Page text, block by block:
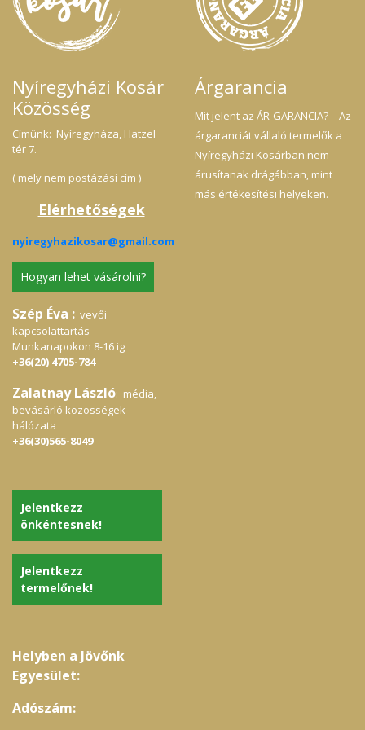
azok számára, akik szeretnék száműzni életükből a
műanyagot és csökkentenék a hulladék mennyiségét
háztartásukban.
Nyíregyházi Kosár
Közösség
Címünk: Nyíregyháza, Hatzel
tér 7.
( mely nem postázási cím )
Elérhetőségek
nyiregyhazikosar@gmail.com
Hogyan lehet vásárolni?
Szép Éva : vevői
kapcsolattartás
Munkanapokon 8-16 ig
+36(20) 4705-784
Zalatnay László: média,
bevásárló közösségek
hálózata
+36(30)565-8049
Jelentkezz
önkéntesnek!
Jelentkezz
termelőnek!
Helyben a Jövőnk
Egyesület:
Adószám:
Árgarancia
Mit jelent az ÁR-GARANCIA? – Az
árgaranciát vállaló termelők a
Nyíregyházi Kosárban nem
árusítanak drágábban, mint
más értékesítési helyeken.